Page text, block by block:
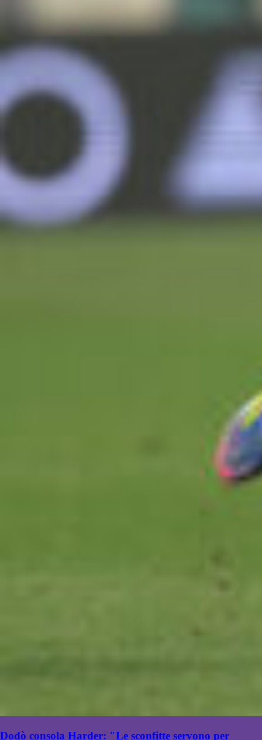
Dodò consola Harder: "Le sconfitte servono per